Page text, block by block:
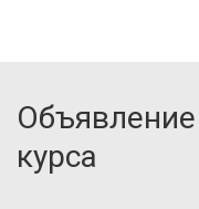
курса